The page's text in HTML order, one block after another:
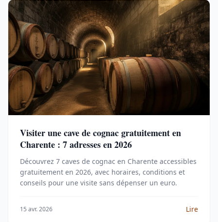
Visiter une cave de cognac gratuitement en
Charente : 7 adresses en 2026
Découvrez 7 caves de cognac en Charente accessibles
gratuitement en 2026, avec horaires, conditions et
conseils pour une visite sans dépenser un euro.
15 avr. 2026 Lire